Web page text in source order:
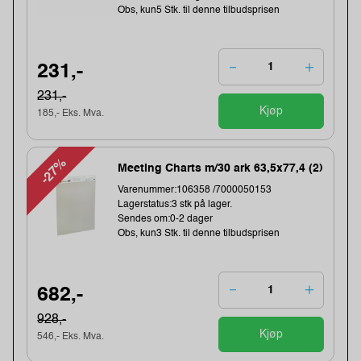
Obs, kun5 Stk. til denne tilbudsprisen
231,-
231,-
185,- Eks. Mva. Kjøp
-27% Meeting Charts m/30 ark 63,5x77,4 (2)
Varenummer:106358 /7000050153
Lagerstatus:3 stk på lager.
Sendes om:0-2 dager
Obs, kun3 Stk. til denne tilbudsprisen
682,-
928,-
546,- Eks. Mva. Kjøp